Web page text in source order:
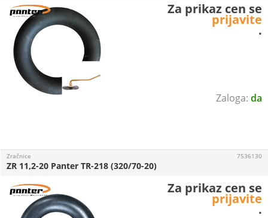
da
Za prikaz cen se
prijavite
.
Zračnice
ZR 11,2-20 Panter TR-218 (320/70-20)
7536130
Za prikaz cen se
prijavite
.